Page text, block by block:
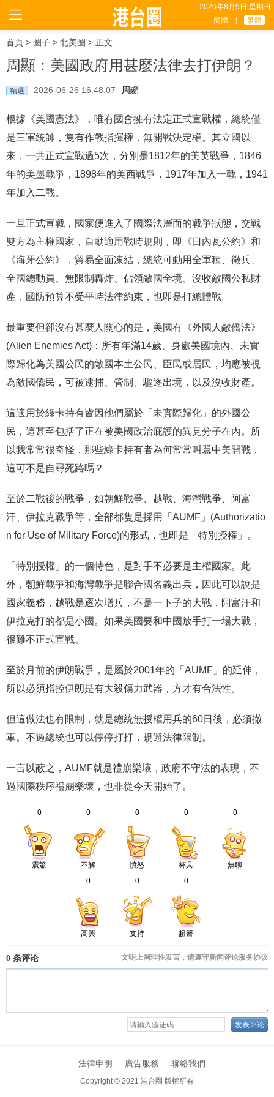
2026年8月9日 星期日
簡體
繁體
首頁 > 圈子 > 北美圈 > 正文
周顯：美國政府用甚麼法律去打伊朗？
精選 2026-06-26 16:48:07 周顯
根據《美國憲法》，唯有國會擁有法定正式宣戰權，總統僅
是三軍統帥，隻有作戰指揮權，無開戰決定權。其立國以
來，一共正式宣戰過5次，分別是1812年的美英戰爭，1846
年的美墨戰爭，1898年的美西戰爭，1917年加入一戰，1941
年加入二戰。
一旦正式宣戰，國家便進入了國際法層面的戰爭狀態，交戰
雙方為主權國家，自動適用戰時規則，即《日內瓦公約》和
《海牙公約》，貿易全面凍結，總統可動用全軍種、徵兵、
全國總動員、無限制轟炸、佔領敵國全境、沒收敵國公私財
產，國防預算不受平時法律約束，也即是打總體戰。
最重要但卻沒有甚麼人關心的是，美國有《外國人敵僑法》
(Alien Enemies Act)：所有年滿14歲、身處美國境內、未實
際歸化為美國公民的敵國本土公民、臣民或居民，均應被視
為敵國僑民，可被逮捕、管制、驅逐出境，以及沒收財產。
這適用於綠卡持有皆因他們屬於「未實際歸化」的外國公
民，這甚至包括了正在被美國政治庇護的異見分子在內。所
以我常常很奇怪，那些綠卡持有者為何常常叫囂中美開戰，
這可不是自尋死路嗎？
至於二戰後的戰爭，如朝鮮戰爭、越戰、海灣戰爭、阿富
汗、伊拉克戰爭等，全部都隻是採用「AUMF」(Authorizatio
n for Use of Military Force)的形式，也即是「特別授權」。
「特別授權」的一個特色，是對手不必要是主權國家。此
外，朝鮮戰爭和海灣戰爭是聯合國名義出兵，因此可以說是
國家義務，越戰是逐次增兵，不是一下子的大戰，阿富汗和
伊拉克打的都是小國。如果美國要和中國放手打一場大戰，
很難不正式宣戰。
至於月前的伊朗戰爭，是屬於2001年的「AUMF」的延伸，
所以必須指控伊朗是有大殺傷力武器，方才有合法性。
但這做法也有限制，就是總統無授權用兵的60日後，必須撤
軍。不過總統也可以停停打打，規避法律限制。
一言以蔽之，AUMF就是禮崩樂壞，政府不守法的表現，不
過國際秩序禮崩樂壞，也非從今天開始了。
0
震驚
0
不解
0
憤怒
0
杯具
0
無聊
0
高興
0
支持
0
超贊
法律申明 廣告服務 聯絡我們
Copyright © 2021 港台圈 版權所有